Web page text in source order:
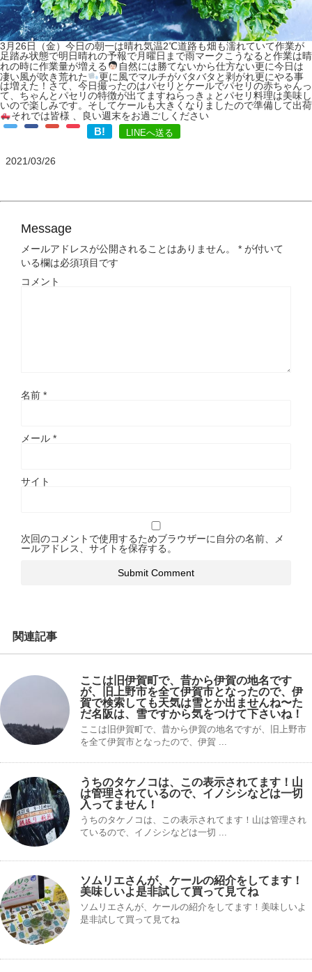
3月26日（金）今日の朝一は晴れ気温2℃道路も畑も濡れていて作業が
足踏み状態で明日晴れの予報で月曜日まで雨マーク こうなると作業は晴
れの時に作業量が増える
‍自然には勝てないから仕方ない更に今日は
凄い風が吹き荒れた
更に風でマルチがバタバタと剥がれ更にやる事
は増えた！さて、今日撮ったのはパセリとケールでパセリの赤ちゃんっ
て、ちゃんとパセリの特徴が出てますねらっきょとパセリ料理は美味し
いので楽しみです。そしてケールも大きくなりましたので準備して出荷
それでは皆様 、良い週末をお過ごしください
B! LINEへ送る
2021/03/26
Message
メールアドレスが公開されることはありません。 * が付いて
いる欄は必須項目です
コメント
名前 *
メール *
サイト
次回のコメントで使用するためブラウザーに自分の名前、メ
ールアドレス、サイトを保存する。
関連記事
ここは旧伊賀町で、昔から伊賀の地名です
が、旧上野市を全て伊賀市となったので、伊
賀で検索しても天気は雪とか出ませんね〜た
だ名阪は、雪ですから気をつけて下さいね！
ここは旧伊賀町で、昔から伊賀の地名ですが、旧上野市
を全て伊賀市となったので、伊賀 ...
うちのタケノコは、この表示されてます！山
は管理されているので、イノシシなどは一切
入ってません！
うちのタケノコは、この表示されてます！山は管理され
ているので、イノシシなどは一切 ...
ソムリエさんが、ケールの紹介をしてます！
美味しいよ是非試して買って見てね
ソムリエさんが、ケールの紹介をしてます！美味しいよ
是非試して買って見てね